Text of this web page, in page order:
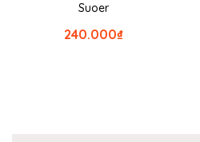
Suoer
₫
240.000